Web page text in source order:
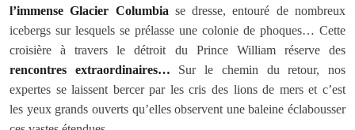
l’immense Glacier Columbia se dresse, entouré de nombreux
icebergs sur lesquels se prélasse une colonie de phoques… Cette
croisière à travers le détroit du Prince William réserve des
rencontres extraordinaires… Sur le chemin du retour, nos
expertes se laissent bercer par les cris des lions de mers et c’est
les yeux grands ouverts qu’elles observent une baleine éclabousser